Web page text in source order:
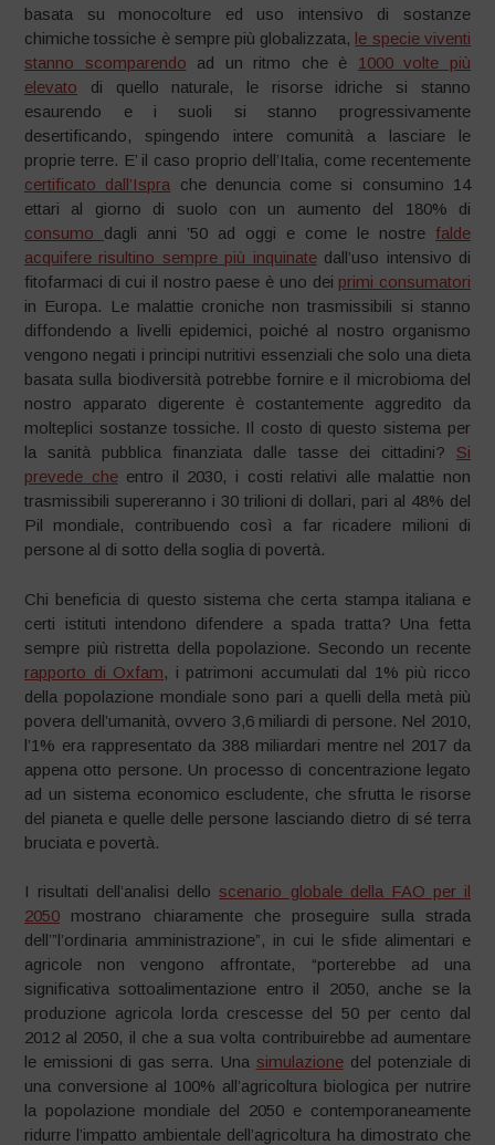
basata su monocolture ed uso intensivo di sostanze
chimiche tossiche è sempre più globalizzata, le specie viventi
stanno scomparendo ad un ritmo che è 1000 volte più
elevato di quello naturale, le risorse idriche si stanno
esaurendo e i suoli si stanno progressivamente
desertificando, spingendo intere comunità a lasciare le
proprie terre. E’ il caso proprio dell’Italia, come recentemente
certificato dall’Ispra che denuncia come si consumino 14
ettari al giorno di suolo con un aumento del 180% di
consumo dagli anni ’50 ad oggi e come le nostre falde
acquifere risultino sempre più inquinatedall’uso intensivo di
fitofarmaci di cui il nostro paese è uno dei primi consumatori
in Europa. Le malattie croniche non trasmissibili si stanno
diffondendo a livelli epidemici, poiché al nostro organismo
vengono negati i principi nutritivi essenziali che solo una dieta
basata sulla biodiversità potrebbe fornire e il microbioma del
nostro apparato digerente è costantemente aggredito da
molteplici sostanze tossiche. Il costo di questo sistema per
la sanità pubblica finanziata dalle tasse dei cittadini? Si
prevede cheentro il 2030, i costi relativi alle malattie non
trasmissibili supereranno i 30 trilioni di dollari, pari al 48% del
Pil mondiale, contribuendo così a far ricadere milioni di
persone al di sotto della soglia di povertà.
Chi beneficia di questo sistema che certa stampa italiana e
certi istituti intendono difendere a spada tratta? Una fetta
sempre più ristretta della popolazione. Secondo un recente
rapporto di Oxfam, i patrimoni accumulati dal 1% più ricco
della popolazione mondiale sono pari a quelli della metà più
povera dell’umanità, ovvero 3,6 miliardi di persone. Nel 2010,
l’1% era rappresentato da 388 miliardari mentre nel 2017 da
appena otto persone. Un processo di concentrazione legato
ad un sistema economico escludente, che sfrutta le risorse
del pianeta e quelle delle persone lasciando dietro di sé terra
bruciata e povertà.
I risultati dell’analisi delloscenario globale della FAO per il
2050 mostrano chiaramente che proseguire sulla strada
dell’”l’ordinaria amministrazione”, in cui le sfide alimentari e
agricole non vengono affrontate, “porterebbe ad una
significativa sottoalimentazione entro il 2050, anche se la
produzione agricola lorda crescesse del 50 per cento dal
2012 al 2050, il che a sua volta contribuirebbe ad aumentare
le emissioni di gas serra. Una simulazionedel potenziale di
una conversione al 100% all’agricoltura biologica per nutrire
la popolazione mondiale del 2050 e contemporaneamente
ridurre l’impatto ambientale dell’agricoltura ha dimostrato che